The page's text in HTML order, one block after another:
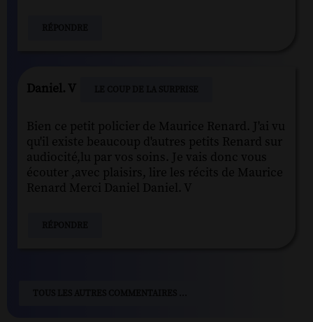
Daniel. V
Bien ce petit policier de Maurice Renard. J'ai vu
qu'il existe beaucoup d'autres petits Renard sur
audiocité,lu par vos soins. Je vais donc vous
écouter ,avec plaisirs, lire les récits de Maurice
Renard Merci Daniel Daniel. V